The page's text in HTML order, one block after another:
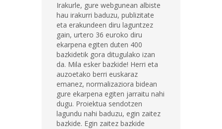
Irakurle, gure webgunean albiste
hau irakurri baduzu, publizitate
eta erakundeen diru laguntzez
gain, urtero 36 euroko diru
ekarpena egiten duten 400
bazkidetik gora ditugulako izan
da. Mila esker bazkide! Herri eta
auzoetako berri euskaraz
emanez, normalizaziora bidean
gure ekarpena egiten jarraitu nahi
dugu. Proiektua sendotzen
lagundu nahi baduzu, egin zaitez
bazkide. Egin zaitez bazkide